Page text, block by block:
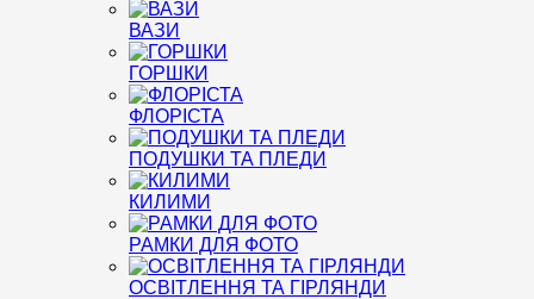
ВАЗИ
ГОРШКИ
ФЛОРІСТА
ПОДУШКИ ТА ПЛЕДИ
КИЛИМИ
РАМКИ ДЛЯ ФОТО
ОСВІТЛЕННЯ ТА ГІРЛЯНДИ